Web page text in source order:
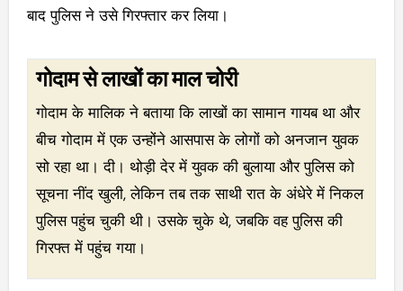
बादपुलिस ने उसे गिरफ्तार कर लिया।
गोदाम से लाखों का माल चोरी
गोदाम के मालिक ने बताया कि लाखों का सामान गायब था और
बीच गोदाम में एक उन्होंने आसपास के लोगों को अनजान युवक
सो रहा था। दी। थोड़ी देर में युवक की बुलाया और पुलिस को
सूचना नींद खुली, लेकिन तब तक साथी रात के अंधेरे में निकल
पुलिस पहुंच चुकी थी। उसके चुके थे, जबकि वह पुलिस की
गिरफ्त में पहुंच गया।